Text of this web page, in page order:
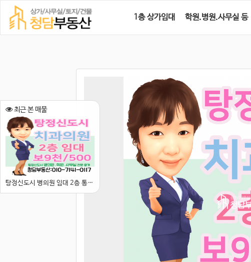
1층 상가임대 학원.병원.사무실 등
최근 본 매물
탕정신도시 병의원 임대 2층 통 단독사용